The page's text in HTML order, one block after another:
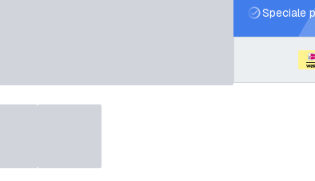
Speciale